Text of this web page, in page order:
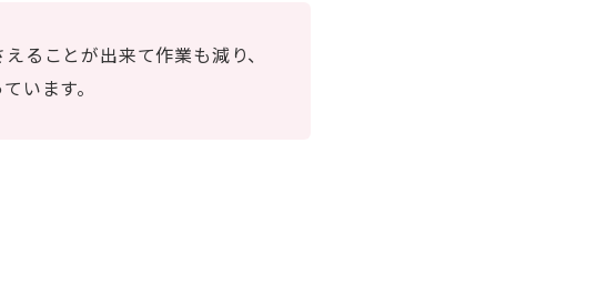
ることが出来て作業も減り、
います。